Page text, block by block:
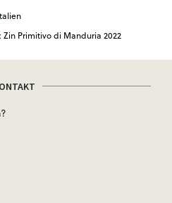
Primitivo di Manduria 2022